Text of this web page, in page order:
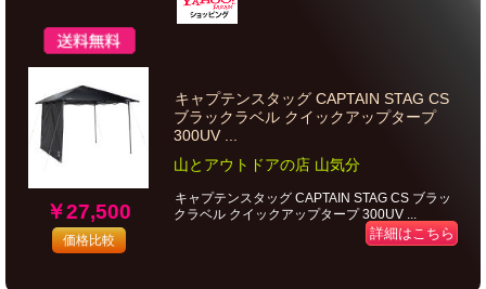
￥27,500
価格比較
キャプテンスタッグ CAPTAIN STAG CS
ブラックラベル クイックアップタープ
300UV ...
山とアウトドアの店 山気分
キャプテンスタッグ CAPTAIN STAG CS ブラッ
クラベル クイックアップタープ 300UV ...
詳細はこちら